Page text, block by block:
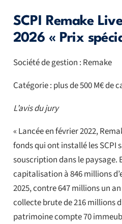
SCPI Remake
2026 « Prix
Société de gestion : Remake
Catégorie : plus de 500 M€ de
L’avis du jury
« Lancée en février 2022,
fonds qui ont installé les SCPI
souscription dans le paysage.
capitalisation à 846 millions
2025, contre 647 millions un
collecte brute de 216 millions
patrimoine compte 70